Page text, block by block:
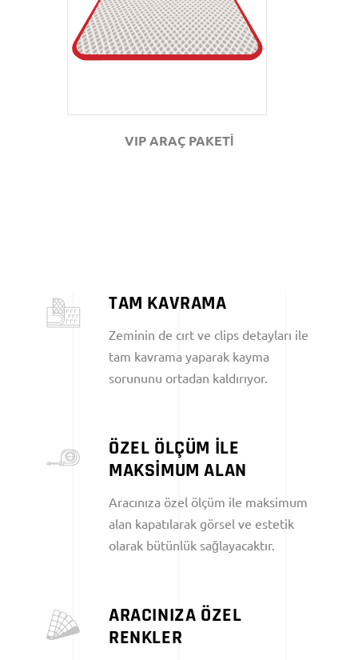
GÖZAT
VIP ARAÇ PAKETİ
TAM KAVRAMA
Zeminin de cırt ve clips detayları ile
tam kavrama yaparak kayma
sorununu ortadan kaldırıyor.
ÖZEL ÖLÇÜM İLE
MAKSİMUM ALAN
Aracınıza özel ölçüm ile maksimum
alan kapatılarak görsel ve estetik
olarak bütünlük sağlayacaktır.
ARACINIZA ÖZEL
RENKLER